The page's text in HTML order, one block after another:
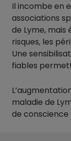
Il incombe en
associations
de Lyme, mais
risques, les
Une
fiables
maladie de
de